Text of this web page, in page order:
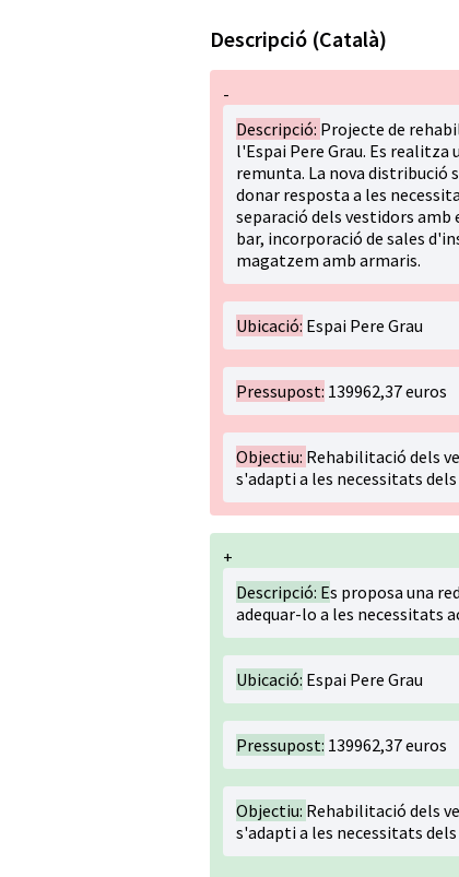
Descripció (Català)
-
Descripció: Projecte de
l'Espai Pere Grau. Es
remunta. La nova distribució
donar resposta a les
separació dels vestidors amb
bar, incorporació de sales
magatzem amb armaris.
Ubicació: Espai Pere Grau
Pressupost: 139962,37 euros
Objectiu: Rehabilitació dels
s'adapti a les necessitats dels
+
Descripció: Es proposa una
adequar-lo a les necessitats
Ubicació: Espai Pere Grau
Pressupost: 139962,37 euros
Objectiu: Rehabilitació dels
s'adapti a les necessitats dels